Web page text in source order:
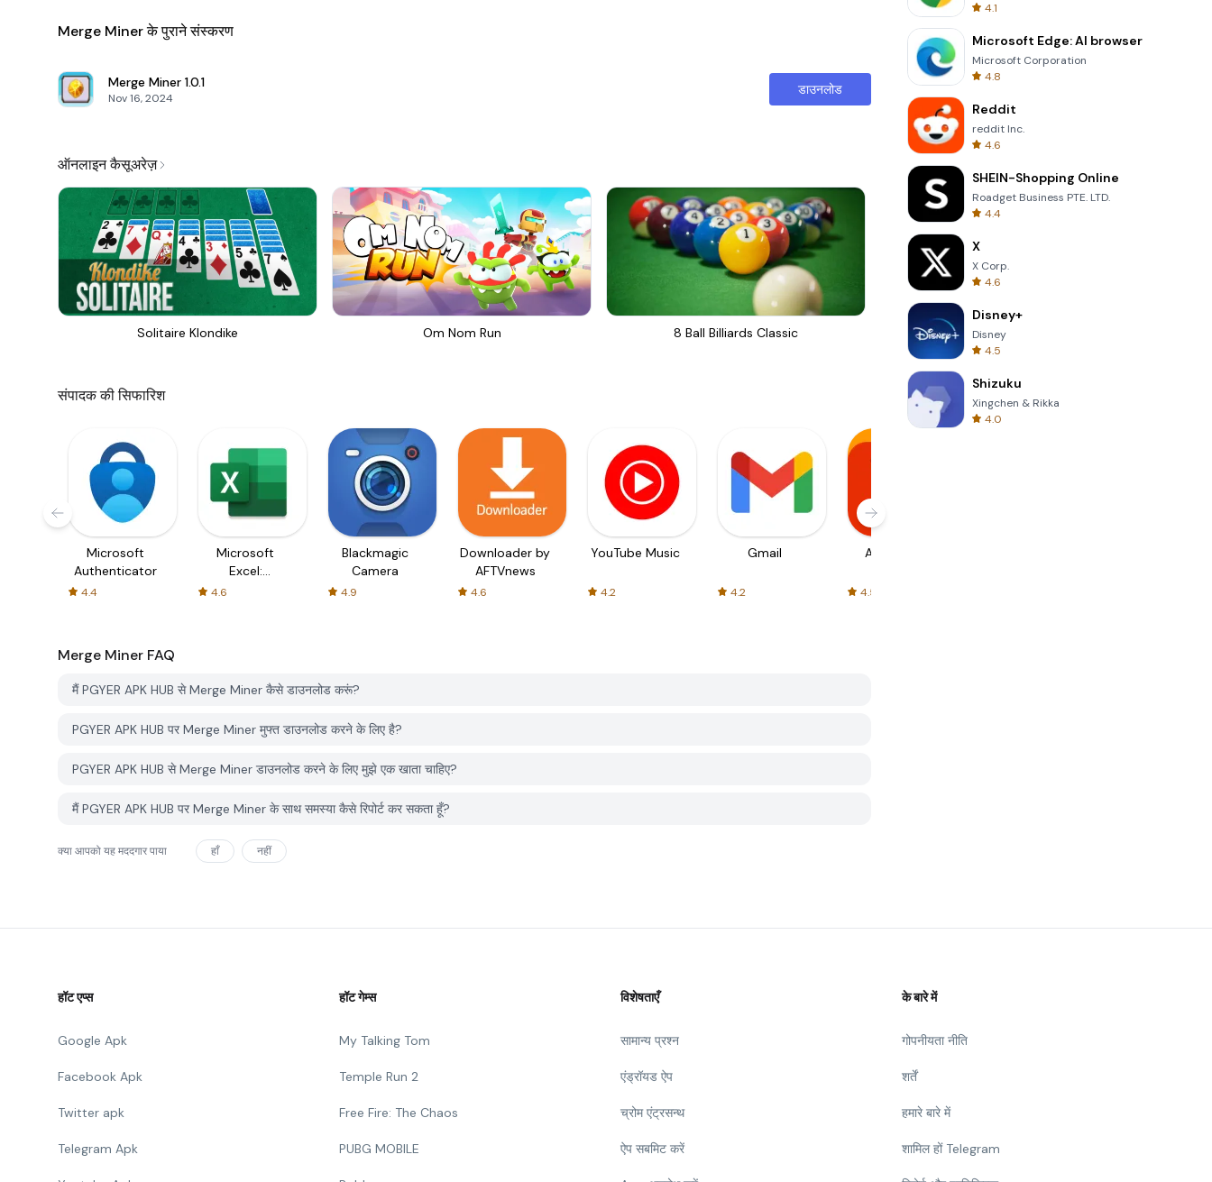
Merge Miner के पुराने संस्करण
Merge Miner 1.0.1
Nov 16, 2024
डाउनलोड
ऑनलाइन कैसूअरेज़
Solitaire Klondike Om Nom Run 8 Ball Billiards Classic Wheel Of Fortune Quiz
संपादक की सिफारिश
Microsoft
Authenticator
4.4
Microsoft
Excel:
Spreadsheets
4.6
Blackmagic
Camera
4.9
Downloader by
AFTVnews
4.6
YouTube Music
4.2
Gmail
4.2
AliExpress
4.5
Merge Miner FAQ
मैं PGYER APK HUB से Merge Miner कैसे डाउनलोड करूं?
PGYER APK HUB पर Merge Miner मुफ्त डाउनलोड करने के लिए है?
PGYER APK HUB से Merge Miner डाउनलोड करने के लिए मुझे एक खाता चाहिए?
मैं PGYER APK HUB पर Merge Miner के साथ समस्या कैसे रिपोर्ट कर सकता हूँ?
क्या आपको यह मददगार पाया हाँ नहीं
4.1
Microsoft Edge: AI browser
Microsoft Corporation
4.8
Reddit
reddit Inc.
4.6
SHEIN-Shopping Online
Roadget Business PTE. LTD.
4.4
X
X Corp.
4.6
Disney+
Disney
4.5
Shizuku
Xingchen & Rikka
4.0
हॉट एप्स
Google Apk
Facebook Apk
Twitter apk
Telegram Apk
हॉट गेम्स
My Talking Tom
Temple Run 2
Free Fire: The Chaos
PUBG MOBILE
विशेषताएँ
सामान्य प्रश्न
एंड्रॉयड ऐप
च्रोम एंट्रसन्थ
ऐप सबमिट करें
के बारे में
गोपनीयता नीति
शर्तें
हमारे बारे में
शामिल हों Telegram